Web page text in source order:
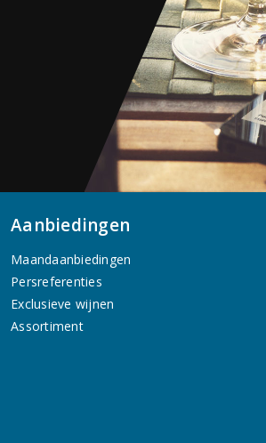
Aanbiedingen
Maandaanbiedingen
Persreferenties
Exclusieve wijnen
Assortiment